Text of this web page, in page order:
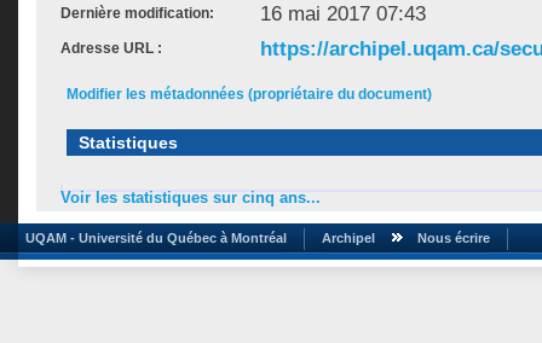
Dernière modification: 16 mai 2017 07:43
Adresse URL : https://archipel.uqam.ca/
Modifier les métadonnées (propriétaire du document)
Statistiques
Voir les statistiques sur cinq ans...
UQAM - Université du Québec à Montréal Archipel Nous écrire